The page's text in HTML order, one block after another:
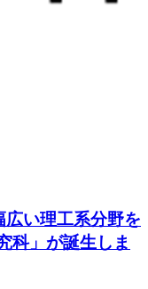
広い理工系分野を
科」が誕生しま